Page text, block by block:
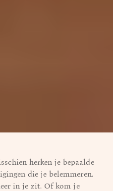
herken je bepaalde
die je belemmeren.
in je zit. Of kom je